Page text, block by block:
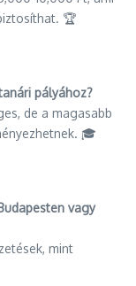
🏆
pályához?
de a magasabb
🎓
vagy
mint